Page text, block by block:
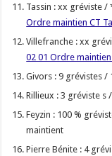
Tassin : xx
Ordre maintien CT
Villefranche : xx
02 01 Ordre maintien
Givors : 9 grévistes
Rillieux : 3 gréviste
Feyzin : 100 %
maintient
Pierre Bénite : 4